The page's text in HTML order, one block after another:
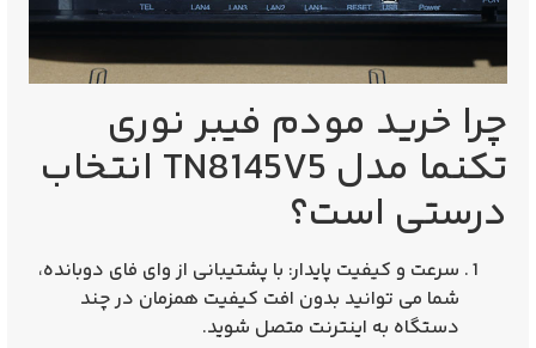
چرا خرید مودم فیبر نوری
تکنما مدل TN8145V5 انتخاب
درستی است؟
سرعت و کیفیت پایدار: با پشتیبانی از وای‌ فای دوبانده،
شما می‌ توانید بدون افت کیفیت همزمان در چند
دستگاه به اینترنت متصل شوید.